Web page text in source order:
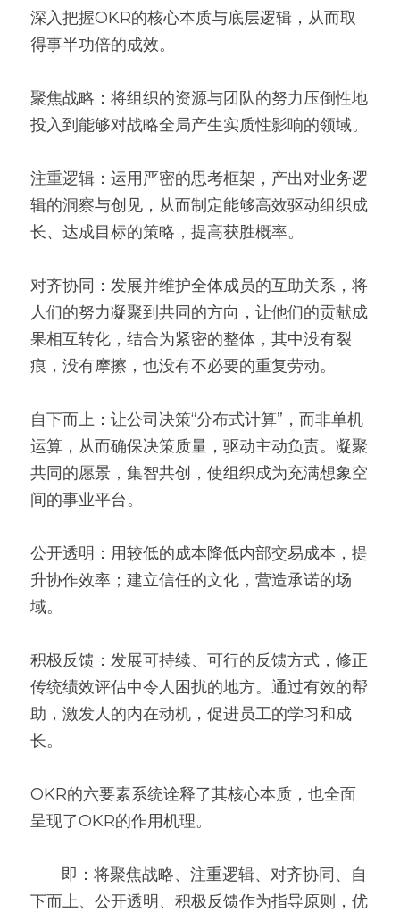
深入把握OKR的核心本质与底层逻辑，从而取
得事半功倍的成效。
聚焦战略：将组织的资源与团队的努力压倒性地
投入到能够对战略全局产生实质性影响的领域。
注重逻辑：运用严密的思考框架，产出对业务逻
辑的洞察与创见，从而制定能够高效驱动组织成
长、达成目标的策略，提高获胜概率。
对齐协同：发展并维护全体成员的互助关系，将
人们的努力凝聚到共同的方向，让他们的贡献成
果相互转化，结合为紧密的整体，其中没有裂
痕，没有摩擦，也没有不必要的重复劳动。
自下而上：让公司决策“分布式计算”，而非单机
运算，从而确保决策质量，驱动主动负责。凝聚
共同的愿景，集智共创，使组织成为充满想象空
间的事业平台。
公开透明：用较低的成本降低内部交易成本，提
升协作效率；建立信任的文化，营造承诺的场
域。
积极反馈：发展可持续、可行的反馈方式，修正
传统绩效评估中令人困扰的地方。通过有效的帮
助，激发人的内在动机，促进员工的学习和成
长。
OKR的六要素系统诠释了其核心本质，也全面
呈现了OKR的作用机理。
下而上、公开透明、积极反馈作为指导原则，优